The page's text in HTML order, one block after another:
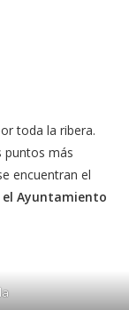
toda la ribera.
puntos más
encuentran el
el Ayuntamiento